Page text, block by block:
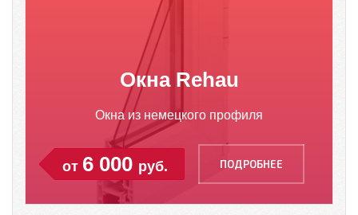
Окна Rehau
Окна из немецкого профиля
от 6 000 руб. ПОДРОБНЕЕ